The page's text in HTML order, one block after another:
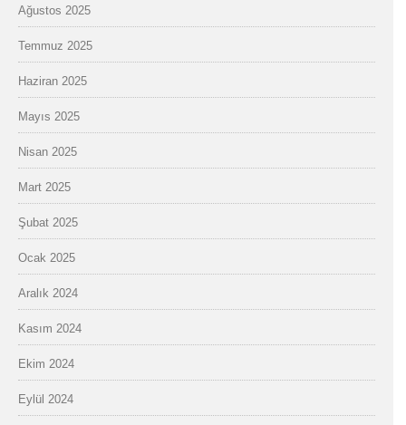
Ağustos 2025
Temmuz 2025
Haziran 2025
Mayıs 2025
Nisan 2025
Mart 2025
Şubat 2025
Ocak 2025
Aralık 2024
Kasım 2024
Ekim 2024
Eylül 2024